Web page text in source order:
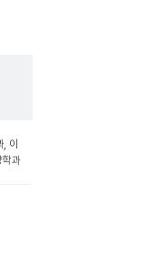
이
과